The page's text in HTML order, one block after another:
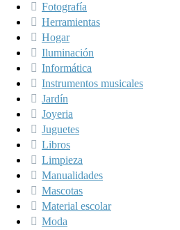
Fotografía
Herramientas
Hogar
Iluminación
Informática
Instrumentos musicales
Jardín
Joyeria
Juguetes
Libros
Limpieza
Manualidades
Mascotas
Material escolar
Moda